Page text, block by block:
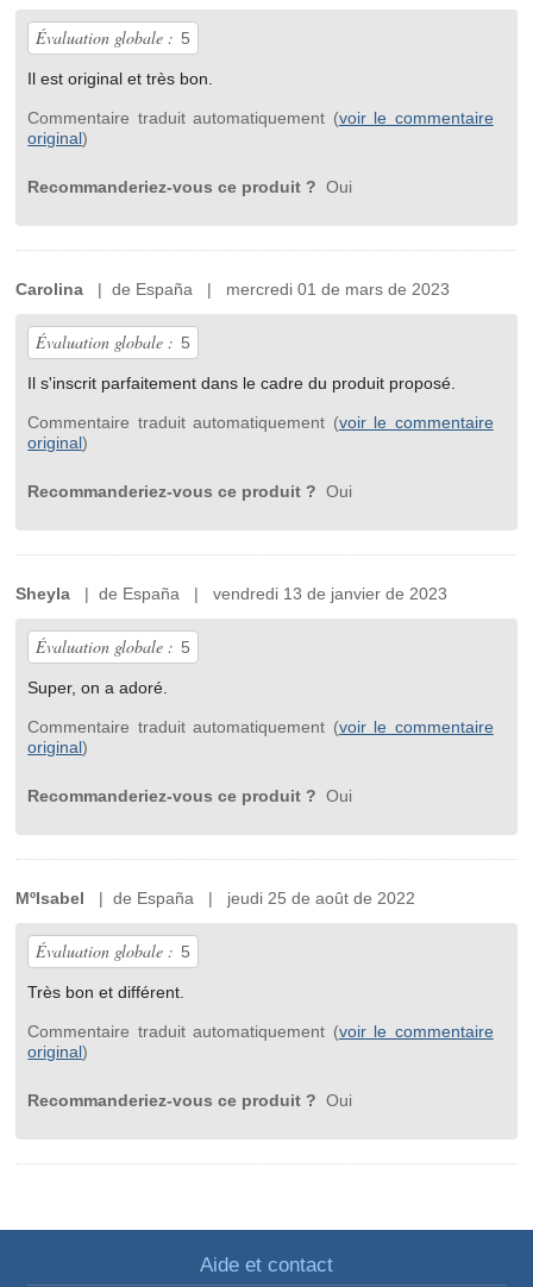
Évaluation globale : 5
Il est original et très bon.
Commentaire traduit automatiquement (voir le commentaire
original)
Recommanderiez-vous ce produit ? Oui
Carolina | de España | mercredi 01 de mars de 2023
Évaluation globale : 5
Il s'inscrit parfaitement dans le cadre du produit proposé.
Commentaire traduit automatiquement (voir le commentaire
original)
Recommanderiez-vous ce produit ? Oui
Sheyla | de España | vendredi 13 de janvier de 2023
Évaluation globale : 5
Super, on a adoré.
Commentaire traduit automatiquement (voir le commentaire
original)
Recommanderiez-vous ce produit ? Oui
MºIsabel | de España | jeudi 25 de août de 2022
Évaluation globale : 5
Très bon et différent.
Commentaire traduit automatiquement (voir le commentaire
original)
Recommanderiez-vous ce produit ? Oui
Aide et contact